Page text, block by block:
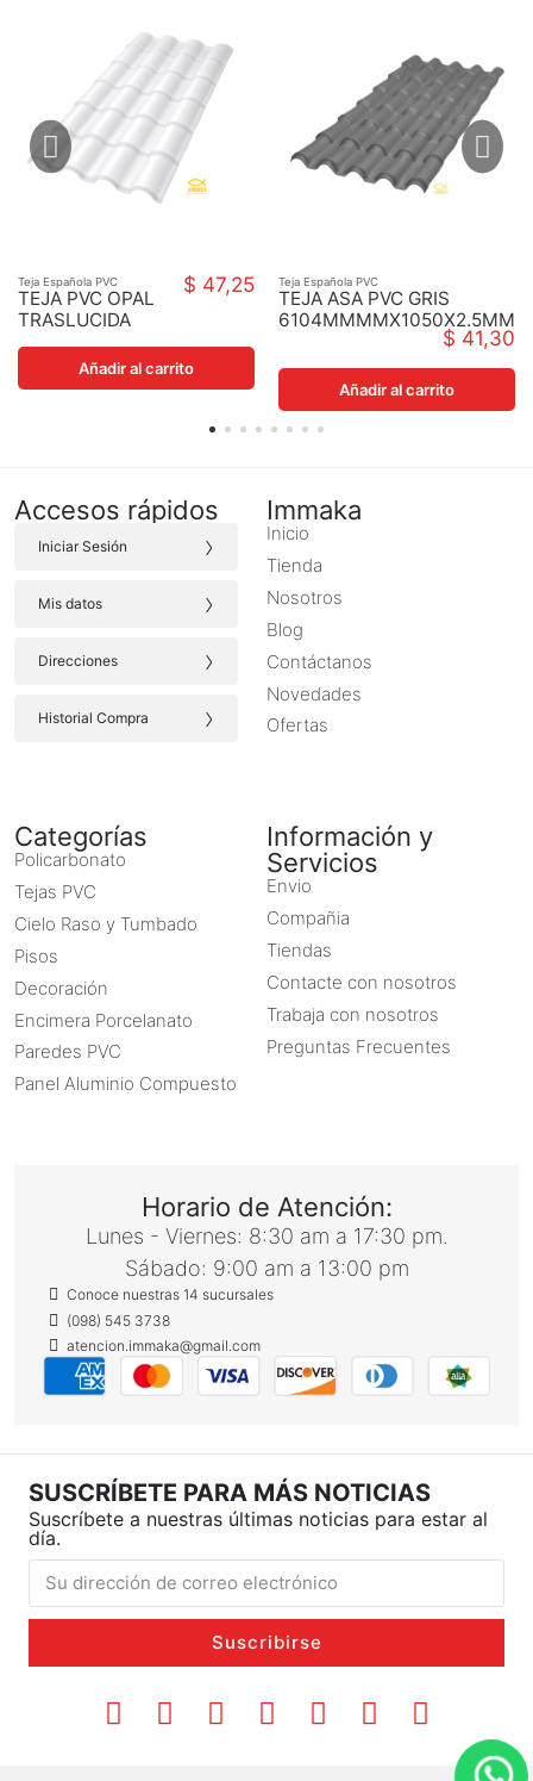
Teja Española PVC
TEJA PVC OPAL
TRASLUCIDA
3066X105
$ 47,25
Añadir al carrito
Teja Española PVC
TEJA ASA PVC GRIS
6104MMMMX1050X2.5MM
$ 41,30
Añadir al carrito
Accesos rápidos
Iniciar Sesión ›
Mis datos ›
Direcciones ›
Historial Compra ›
Immaka
Inicio
Tienda
Nosotros
Blog
Contáctanos
Novedades
Ofertas
Categorías
Policarbonato
Tejas PVC
Cielo Raso y Tumbado
Pisos
Decoración
Encimera Porcelanato
Paredes PVC
Panel Aluminio Compuesto
Información y
Servicios
Envio
Compañia
Tiendas
Contacte con nosotros
Trabaja con nosotros
Preguntas Frecuentes
Horario de Atención:
Lunes - Viernes: 8:30 am a 17:30 pm.
Sábado: 9:00 am a 13:00 pm
Conoce nuestras 14 sucursales
(098) 545 3738
atencion.immaka@gmail.com
SUSCRÍBETE PARA MÁS NOTICIAS
Suscríbete a nuestras últimas noticias para estar al
día.
Suscribirse